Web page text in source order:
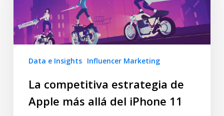
Data e Insights Influencer Marketing
La competitiva estrategia de
Apple más allá del iPhone 11